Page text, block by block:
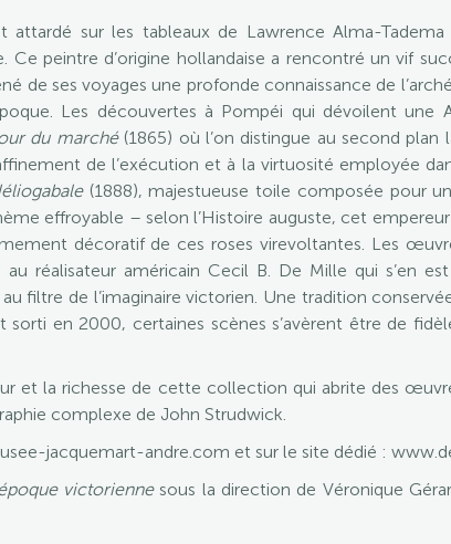
attardé sur les tableaux de Lawrence Alma-
peintre d’origine hollandaise a rencontré un vif
de ses voyages une profonde connaissance de
Les découvertes à Pompéi qui dévoilent une
du marché(1865) où l’on distingue au second plan
de l’exécution et à la virtuosité employée
(1888), majestueuse toile composée pour
effroyable – selon l’Histoire auguste, cet
décoratif de ces roses virevoltantes. Les
réalisateur américain Cecil B. De Mille qui s’en
filtre de l’imaginaire victorien. Une tradition
en 2000, certaines scènes s’avèrent être de
et la richesse de cette collection qui abrite des
complexe de John Strudwick.
jacquemart-andre.com et sur le site dédié :
victoriennesous la direction de Véronique